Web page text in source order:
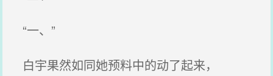
“一、”
白宇果然如同她预料中的动了起来，